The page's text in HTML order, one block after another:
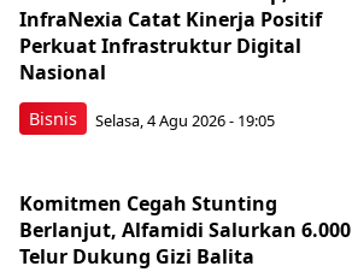
Bisnis
InfraNexia Catat Kinerja Positif
Perkuat Infrastruktur Digital
Nasional
Selasa, 4 Agu 2026 - 19:05
Komitmen Cegah Stunting
Berlanjut, Alfamidi Salurkan 6.000
Telur Dukung Gizi Balita